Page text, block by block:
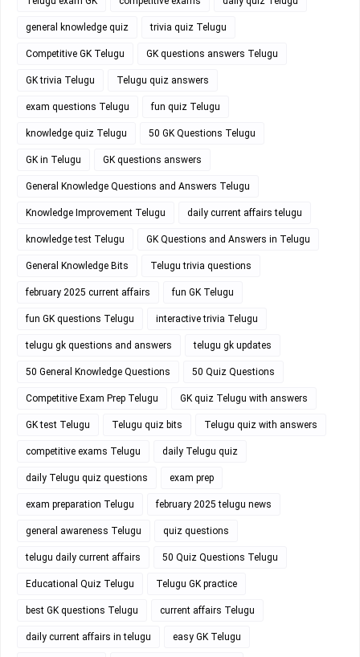
general knowledge quiz trivia quiz Telugu
Competitive GK Telugu GK questions answers Telugu
GK trivia Telugu Telugu quiz answers
exam questions Telugu fun quiz Telugu
knowledge quiz Telugu 50 GK Questions Telugu
GK in Telugu GK questions answers
General Knowledge Questions and Answers Telugu
Knowledge Improvement Telugu daily current affairs telugu
knowledge test Telugu GK Questions and Answers in Telugu
General Knowledge Bits Telugu trivia questions
february 2025 current affairs fun GK Telugu
fun GK questions Telugu interactive trivia Telugu
telugu gk questions and answers telugu gk updates
50 General Knowledge Questions 50 Quiz Questions
Competitive Exam Prep Telugu GK quiz Telugu with answers
GK test Telugu Telugu quiz bits Telugu quiz with answers
competitive exams Telugu daily Telugu quiz
daily Telugu quiz questions exam prep
exam preparation Telugu february 2025 telugu news
general awareness Telugu quiz questions
telugu daily current affairs 50 Quiz Questions Telugu
Educational Quiz Telugu Telugu GK practice
best GK questions Telugu current affairs Telugu
daily current affairs in telugu easy GK Telugu